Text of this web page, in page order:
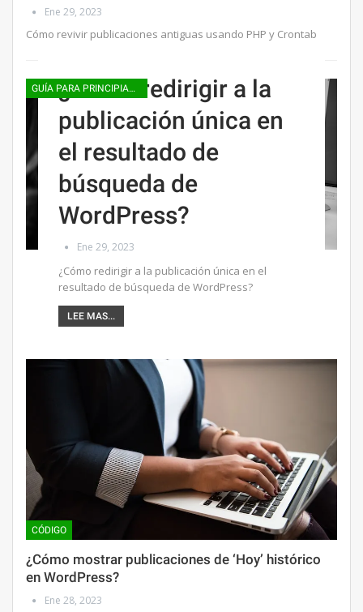
Ene 29, 2023
Cómo revivir publicaciones antiguas usando PHP y Crontab
GUÍA PARA PRINCIPIANTES
¿Cómo redirigir a la
publicación única en
el resultado de
búsqueda de
WordPress?
Ene 29, 2023
¿Cómo redirigir a la publicación única en el
resultado de búsqueda de WordPress?
LEE MAS...
CÓDIGO
¿Cómo mostrar publicaciones de ‘Hoy’ histórico
en WordPress?
Ene 28, 2023